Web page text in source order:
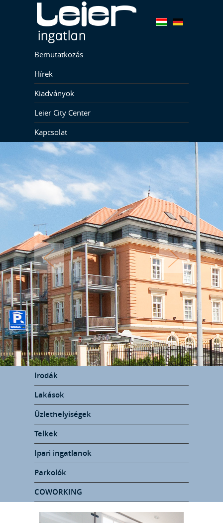
Bemutatkozás
Hírek
Kiadványok
Leier City Center
Kapcsolat
Irodák
Lakások
Üzlethelyiségek
Telkek
Ipari ingatlanok
Parkolók
COWORKING